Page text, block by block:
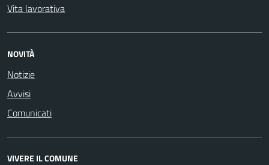
Vita lavorativa
NOVITÀ
Notizie
Avvisi
Comunicati
VIVERE IL COMUNE